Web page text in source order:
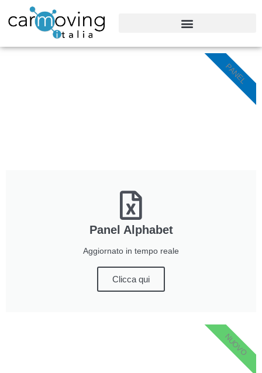
contenuto
Panel Alphabet
Aggiornato in tempo reale
Clicca qui
PANEL
NUOVO